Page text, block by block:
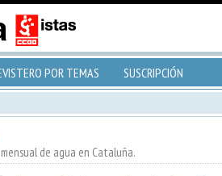
POR TEMAS SUSCRIPCIÓN
de agua en Cataluña.